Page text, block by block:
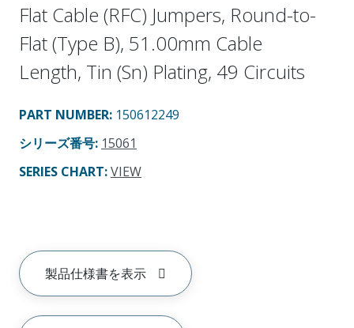
Flat Cable (RFC) Jumpers, Round-to-
Flat (Type B), 51.00mm Cable
Length, Tin (Sn) Plating, 49 Circuits
PART NUMBER: 150612249
シリーズ番号: 15061
SERIES CHART:VIEW
製品仕様書を表示